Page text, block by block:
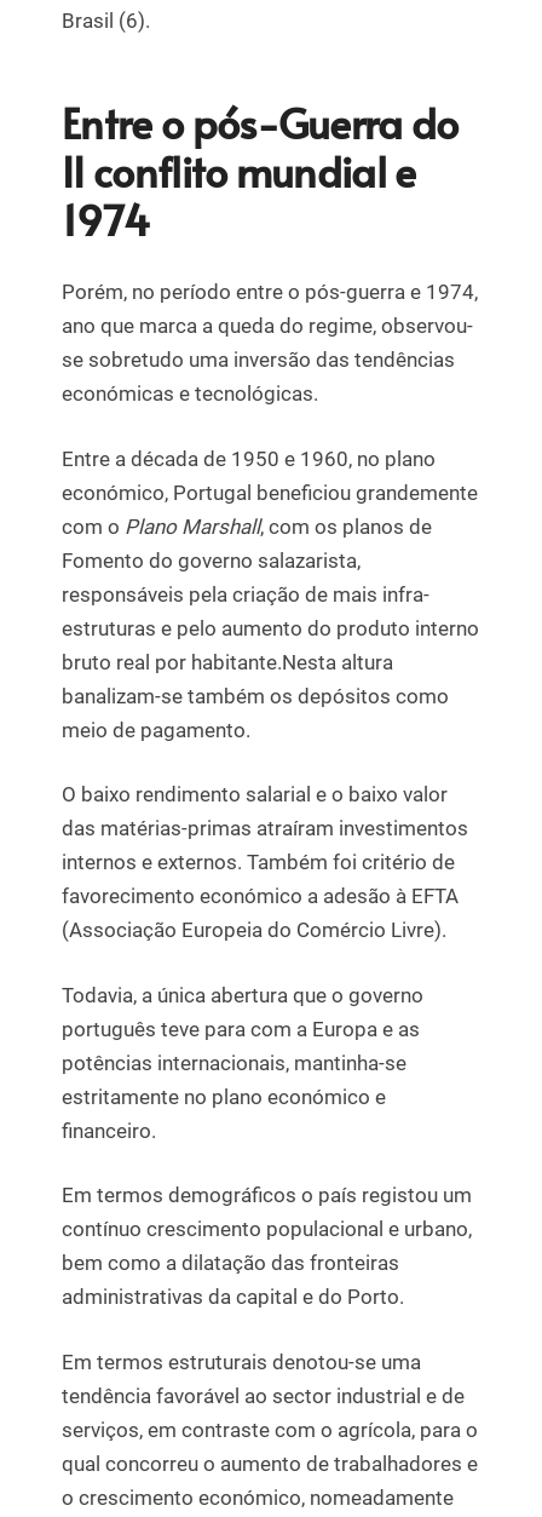
Brasil (6).
Entre o pós-Guerra do
II conflito mundial e
1974
Porém, no período entre o pós-guerra e 1974,
ano que marca a queda do regime, observou-
se sobretudo uma inversão das tendências
económicas e tecnológicas.
Entre a década de 1950 e 1960, no plano
económico, Portugal beneficiou grandemente
com o Plano Marshall, com os planos de
Fomento do governo salazarista,
responsáveis pela criação de mais infra-
estruturas e pelo aumento do produto interno
bruto real por habitante.Nesta altura
banalizam-se também os depósitos como
meio de pagamento.
O baixo rendimento salarial e o baixo valor
das matérias-primas atraíram investimentos
internos e externos. Também foi critério de
favorecimento económico a adesão à EFTA
(Associação Europeia do Comércio Livre).
Todavia, a única abertura que o governo
português teve para com a Europa e as
potências internacionais, mantinha-se
estritamente no plano económico e
financeiro.
Em termos demográficos o país registou um
contínuo crescimento populacional e urbano,
bem como a dilatação das fronteiras
administrativas da capital e do Porto.
Em termos estruturais denotou-se uma
tendência favorável ao sector industrial e de
serviços, em contraste com o agrícola, para o
qual concorreu o aumento de trabalhadores e
o crescimento económico, nomeadamente